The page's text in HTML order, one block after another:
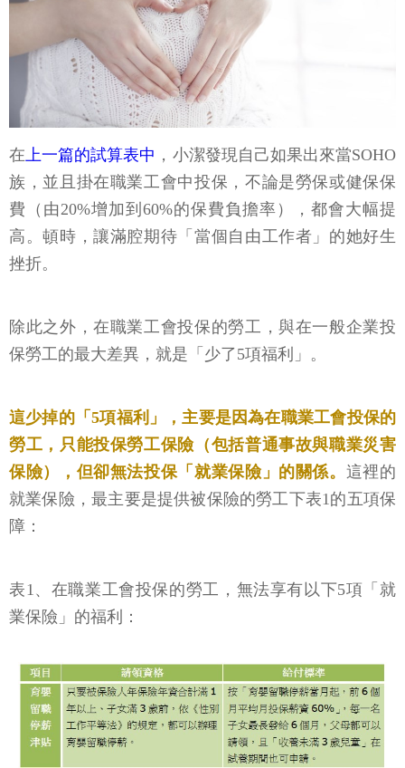
在 上一篇的試算表中 ，小潔發現自己如果出來當SOHO
族，並且掛在職業工會中投保，不論是勞保或健保保
費（由20%增加到60%的保費負擔率），都會大幅提
高。頓時，讓滿腔期待「當個自由工作者」的她好生
挫折。
除此之外，在職業工會投保的勞工，與在一般企業投
保勞工的最大差異，就是「少了5項福利」。
這少掉的「5項福利」，主要是因為在職業工會投保的
勞工，只能投保勞工保險（包括普通事故與職業災害
保險），但卻無法投保「就業保險」的關係。 這裡的
就業保險，最主要是提供被保險的勞工下表1的五項保
障：
表1、在職業工會投保的勞工，無法享有以下5項「就
業保險」的福利：